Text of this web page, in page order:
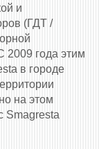
и
(ГДТ /
2009 года этим
в городе
на этом
Smagresta